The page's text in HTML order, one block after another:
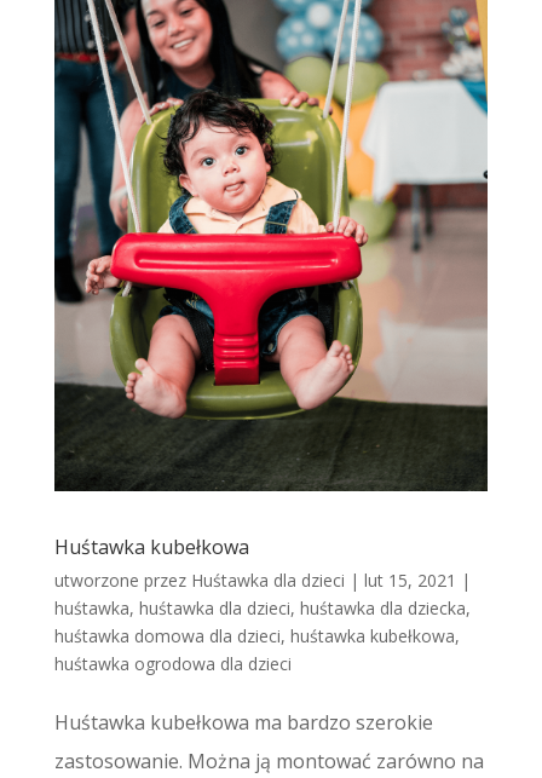
Huśtawka kubełkowa
utworzone przez Huśtawka dla dzieci | lut 15, 2021 |
huśtawka, huśtawka dla dzieci, huśtawka dla dziecka,
huśtawka domowa dla dzieci, huśtawka kubełkowa,
huśtawka ogrodowa dla dzieci
Huśtawka kubełkowa ma bardzo szerokie
zastosowanie. Można ją montować zarówno na